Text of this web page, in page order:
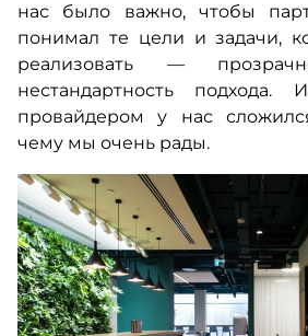
нас было важно, чтобы
понимал те цели и задачи,
реализовать —
нестандартность
провайдером у нас
чему мы очень рады.